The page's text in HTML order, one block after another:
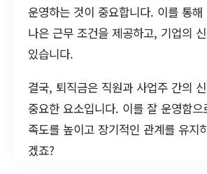
운영하는 것이 중요합니다. 이를 통
나은 근무 조건을 제공하고, 기업의
있습니다.
결국, 퇴직금은 직원과 사업주 간의
중요한 요소입니다. 이를 잘 운영함
족도를 높이고 장기적인 관계를 유지
겠죠?